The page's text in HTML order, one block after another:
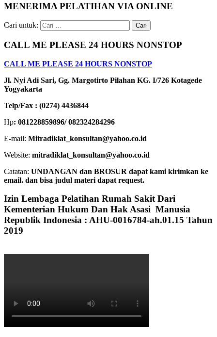
MENERIMA PELATIHAN VIA ONLINE
Cari untuk:
CALL ME PLEASE 24 HOURS NONSTOP
CALL ME PLEASE 24 HOURS NONSTOP
Jl. Nyi Adi Sari, Gg. Margotirto Pilahan KG. I/726 Kotagede
Yogyakarta
Telp/Fax : (0274) 4436844
Hp: 081228859896/ 082324284296
E-mail: Mitradiklat_konsultan@yahoo.co.id
Website: mitradiklat_konsultan@yahoo.co.id
Catatan: UNDANGAN dan BROSUR dapat kami kirimkan ke
email. dan bisa judul materi dapat request.
Izin Lembaga Pelatihan Rumah Sakit Dari
Kementerian Hukum Dan Hak Asasi Manusia
Republik Indonesia : AHU-0016784-ah.01.15 Tahun
2019